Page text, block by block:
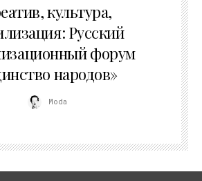
культура,
Русский
форум
народов»
Moda